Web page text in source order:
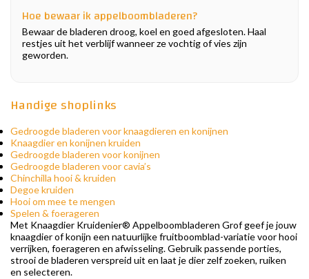
Hoe bewaar ik appelboombladeren?
Bewaar de bladeren droog, koel en goed afgesloten. Haal
restjes uit het verblijf wanneer ze vochtig of vies zijn
geworden.
Handige shoplinks
Gedroogde bladeren voor knaagdieren en konijnen
Knaagdier en konijnen kruiden
Gedroogde bladeren voor konijnen
Gedroogde bladeren voor cavia’s
Chinchilla hooi & kruiden
Degoe kruiden
Hooi om mee te mengen
Spelen & foerageren
Met Knaagdier Kruidenier® Appelboombladeren Grof geef je jouw
knaagdier of konijn een natuurlijke fruitboomblad-variatie voor hooi
verrijken, foerageren en afwisseling. Gebruik passende porties,
strooi de bladeren verspreid uit en laat je dier zelf zoeken, ruiken
en selecteren.